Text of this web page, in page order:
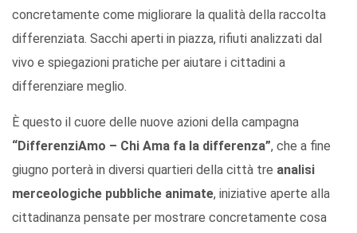
concretamente come migliorare la qualità della raccolta
differenziata. Sacchi aperti in piazza, rifiuti analizzati dal
vivo e spiegazioni pratiche per aiutare i cittadini a
differenziare meglio.
È questo il cuore delle nuove azioni della campagna
“DifferenziAmo – Chi Ama fa la differenza”, che a fine
giugno porterà in diversi quartieri della città tre analisi
merceologiche pubbliche animate, iniziative aperte alla
cittadinanza pensate per mostrare concretamente cosa